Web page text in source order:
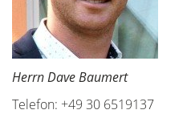
Herrn Dave Baumert
Telefon: +49 30 6519137